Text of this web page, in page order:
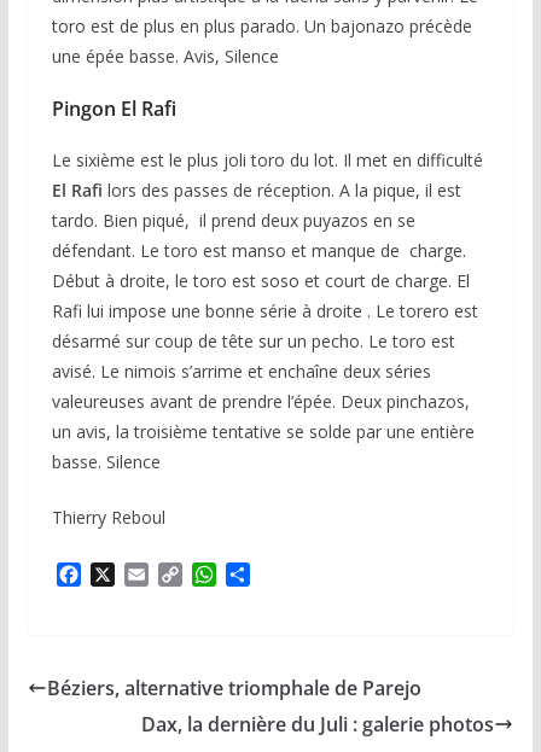
toro est de plus en plus parado. Un bajonazo précède
une épée basse. Avis, Silence
Pingon El Rafi
Le sixième est le plus joli toro du lot. Il met en difficulté
El Rafi lors des passes de réception. A la pique, il est
tardo. Bien piqué, il prend deux puyazos en se
défendant. Le toro est manso et manque de charge.
Début à droite, le toro est soso et court de charge. El
Rafi lui impose une bonne série à droite . Le torero est
désarmé sur coup de tête sur un pecho. Le toro est
avisé. Le nimois s’arrime et enchaîne deux séries
valeureuses avant de prendre l’épée. Deux pinchazos,
un avis, la troisième tentative se solde par une entière
basse. Silence
Thierry Reboul
o
i
n
W
A
p
g
e
Béziers, alternative triomphale de Parejo
Dax, la dernière du Juli : galerie photos